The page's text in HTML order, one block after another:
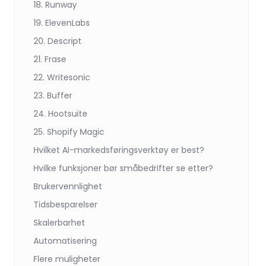
18. Runway
19. ElevenLabs
20. Descript
21. Frase
22. Writesonic
23. Buffer
24. Hootsuite
25. Shopify Magic
Hvilket AI-markedsføringsverktøy er best?
Hvilke funksjoner bør småbedrifter se etter?
Brukervennlighet
Tidsbesparelser
Skalerbarhet
Automatisering
Flere muligheter